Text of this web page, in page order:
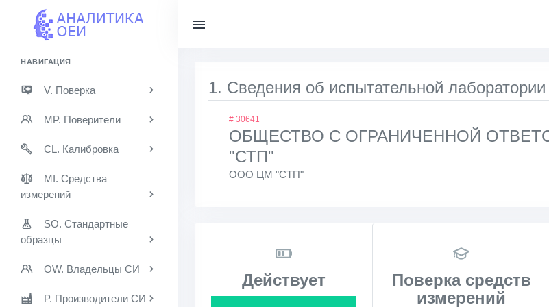
НАВИГАЦИЯ
V. Поверка
MP. Поверители
CL. Калибровка
MI. Средства
измерений
SO. Стандартные
образцы
OW. Владельцы СИ
P. Производители СИ
1. Сведения об испытательной лаборатории
# 30641
ОБЩЕСТВО С ОГРАНИЧЕННОЙ
"СТП"
ООО ЦМ "СТП"
Действует
Поверка средств
измерений